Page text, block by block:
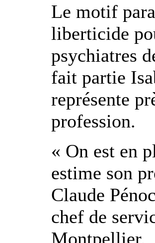
Le motif
liberticide
psychiatres
fait partie
représente
profession.
« On est en
estime son
Claude
chef de
Montpellier.